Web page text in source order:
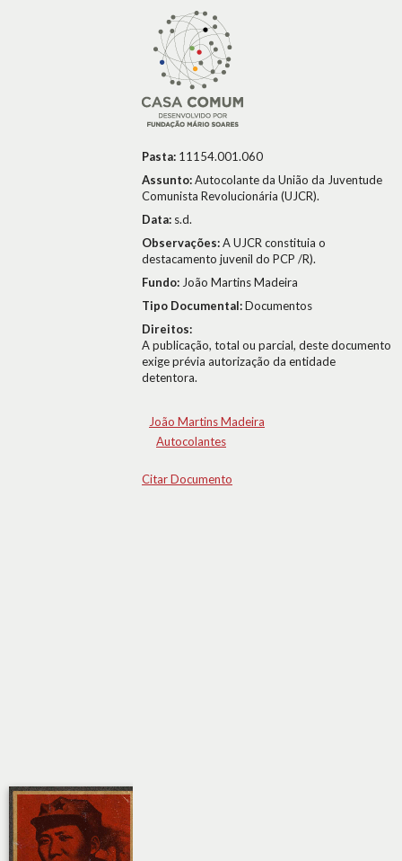
Pasta: 11154.001.060
Assunto:Autocolante da União da Juventude
Comunista Revolucionária (UJCR).
Data: s.d.
Observações:A UJCR constituia o
destacamento juvenil do PCP /R).
Fundo: João Martins Madeira
Tipo Documental:Documentos
Direitos:
A publicação, total ou parcial, deste documento
exige prévia autorização da entidade
detentora.
João Martins Madeira
Autocolantes
Citar Documento